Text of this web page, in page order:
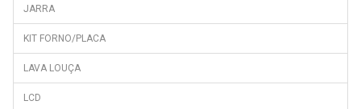
DSM1630XA
DSM1650X
DSM9630A
JARRA
KIT FORNO/PLACA
LAVA LOUÇA
LCD